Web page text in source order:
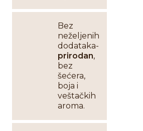
Bez
neželjenih
dodataka-
prirodan,
bez
šećera,
boja i
veštačkih
aroma.